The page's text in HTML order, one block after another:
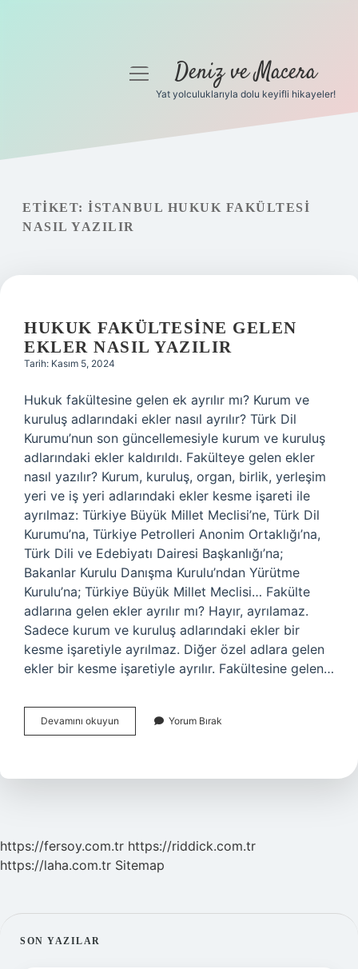
Gizlilik Politikası
Hakkımızda
menüyüDeniz ve Macera
Yat yolculuklarıyla dolu keyifli hikayeler!
ETIKET: İSTANBUL HUKUK FAKÜLTESI
NASIL YAZILIR
HUKUK FAKÜLTESINE GELEN
EKLER NASIL YAZILIR
Tarih: Kasım 5, 2024
Hukuk fakültesine gelen ek ayrılır mı? Kurum ve
kuruluş adlarındaki ekler nasıl ayrılır? Türk Dil
Kurumu’nun son güncellemesiyle kurum ve kuruluş
adlarındaki ekler kaldırıldı. Fakülteye gelen ekler
nasıl yazılır? Kurum, kuruluş, organ, birlik, yerleşim
yeri ve iş yeri adlarındaki ekler kesme işareti ile
ayrılmaz: Türkiye Büyük Millet Meclisi’ne, Türk Dil
Kurumu’na, Türkiye Petrolleri Anonim Ortaklığı’na,
Türk Dili ve Edebiyatı Dairesi Başkanlığı’na;
Bakanlar Kurulu Danışma Kurulu’ndan Yürütme
Kurulu’na; Türkiye Büyük Millet Meclisi… Fakülte
adlarına gelen ekler ayrılır mı? Hayır, ayrılamaz.
Sadece kurum ve kuruluş adlarındaki ekler bir
kesme işaretiyle ayrılmaz. Diğer özel adlara gelen
ekler bir kesme işaretiyle ayrılır. Fakültesine gelen…
Devamını okuyun
Fakültesine
Nasıl
Yorum Bırak
https://fersoy.com.tr https://riddick.com.tr
https://laha.com.tr Sitemap
SIDEBAR
SON YAZILAR